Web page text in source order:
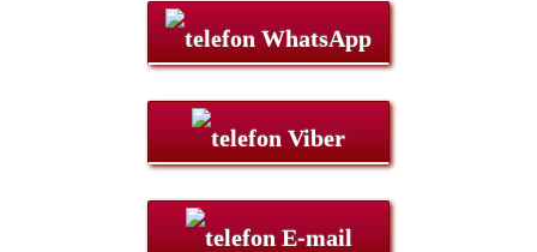
WhatsApp
Viber
E-mail